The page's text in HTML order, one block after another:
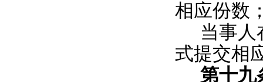
相应份数
当事人
式提交相
第十九